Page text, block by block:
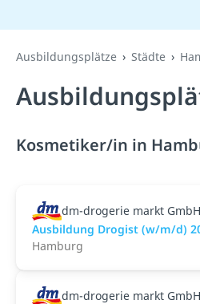
Ausbildungsplätze Städte
Kosmetiker/in in
dm-drogerie markt GmbH
Ausbildung Drogist (w/m/d)
Hamburg
dm-drogerie markt GmbH